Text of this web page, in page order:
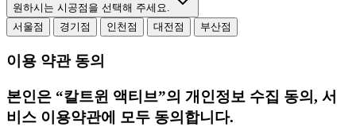
원하시는 시공점을 선택해 주세요.
서울점
경기점 인천점 대전점 부산점
이용 약관 동의
본인은 “칼트윈 액티브”의 개인정보 수집 동의, 서
비스 이용약관에 모두 동의합니다.